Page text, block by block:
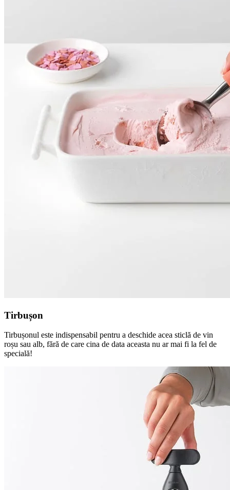
Tirbușon
Tirbușonul este indispensabil pentru a deschide acea sticlă de vin
roșu sau alb, fără de care cina de data aceasta nu ar mai fi la fel de
specială!